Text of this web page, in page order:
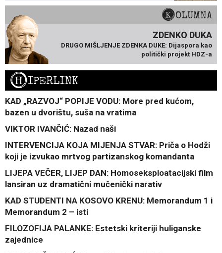
KOLUMNA
ZDENKO DUKA
DRUGO MIŠLJENJE ZDENKA DUKE: Dijaspora kao
politički projekt HDZ-a
HIPERLINK
KAD „RAZVOJ“ POPIJE VODU: More pred kućom,
bazen u dvorištu, suša na vratima
VIKTOR IVANČIĆ: Nazad naši
INTERVENCIJA KOJA MIJENJA STVAR: Priča o Hodži
koji je izvukao mrtvog partizanskog komandanta
LIJEPA VEČER, LIJEP DAN: Homoseksploatacijski film
lansiran uz dramatični mučenički narativ
KAD STUDENTI NA KOSOVO KRENU: Memorandum 1 i
Memorandum 2 – isti
FILOZOFIJA PALANKE: Estetski kriteriji huliganske
zajednice